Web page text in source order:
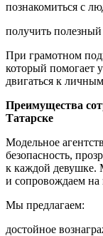
познакомиться с
получить
При грамотном
который помогает
двигаться к
Преимущества
Татарске
Модельное
безопасность,
к каждой девушке.
и сопровождаем на
Мы предлагаем:
достойное